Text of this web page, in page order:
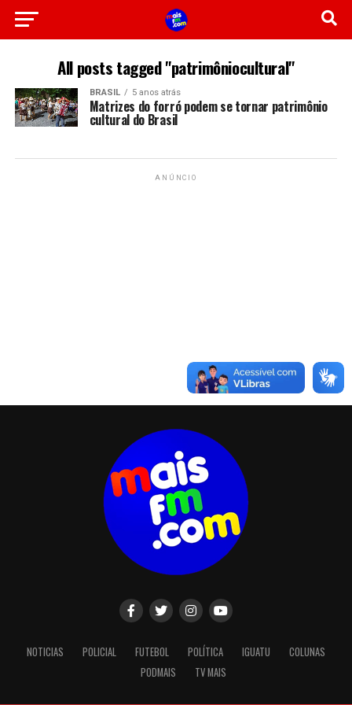
All posts tagged "patrimôniocultural"
BRASIL 5 anos atrás
Matrizes do forró podem se tornar patrimônio
cultural do Brasil
ANÚNCIO
NOTICIAS POLICIAL FUTEBOL POLÍTICA IGUATU
COLUNAS
PODMAIS
TV MAIS